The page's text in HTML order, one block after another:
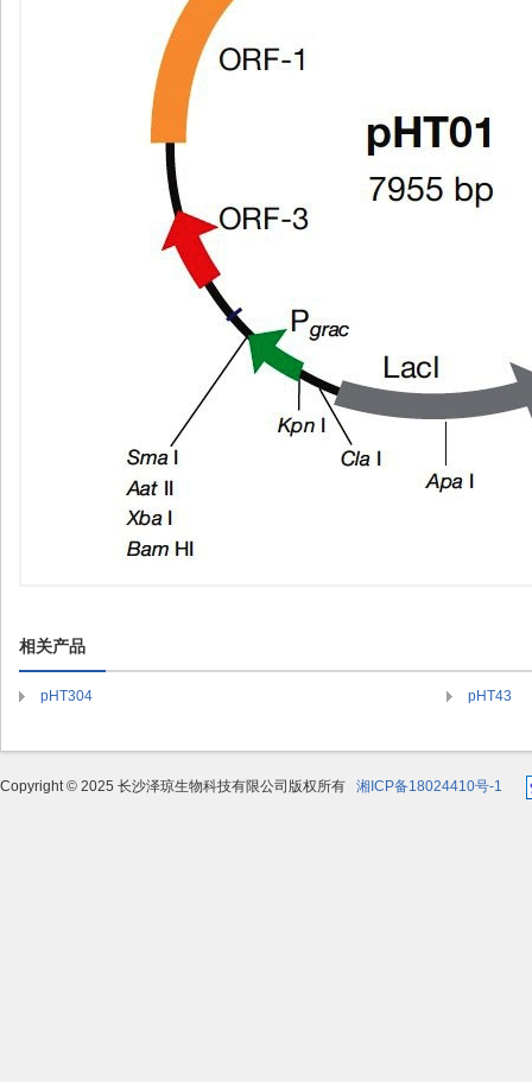
相关产品
pHT304 pHT43
Copyright © 2025 长沙泽琼生物科技有限公司版权所有 湘ICP备18024410号-1